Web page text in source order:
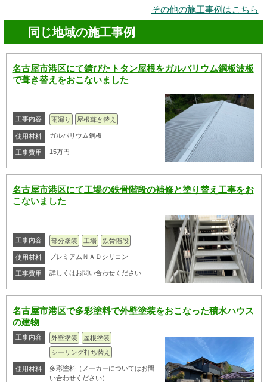
その他の施工事例はこちら
同じ地域の施工事例
名古屋市港区にて錆びたトタン屋根をガルバリウム鋼板波板
で葺き替えをおこないました
工事内容 雨漏り 屋根葺き替え
使用材料 ガルバリウム鋼板
工事費用 15万円
名古屋市港区にて工場の鉄骨階段の補修と塗り替え工事をお
こないました
工事内容 部分塗装 工場 鉄骨階段
使用材料 プレミアムＮＡＤシリコン
工事費用 詳しくはお問い合わせください
名古屋市港区で多彩塗料で外壁塗装をおこなった積水ハウス
の建物
工事内容 外壁塗装
屋根塗装
シーリング打ち替え
使用材料
多彩塗料（メーカーについてはお問
い合わせください）